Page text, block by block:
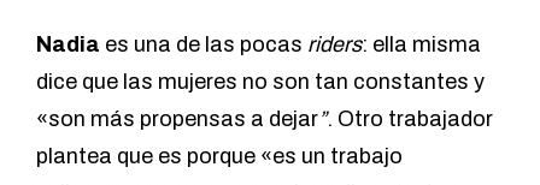
Nadia es una de las pocas riders: ella misma
dice que las mujeres no son tan constantes y
«son más propensas a dejar”. Otro trabajador
plantea que es porque «es un trabajo